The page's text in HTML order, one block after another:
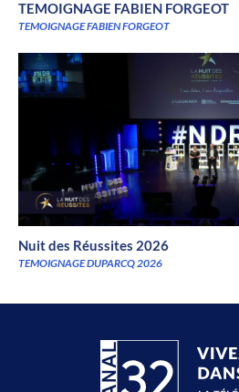
TEMOIGNAGE FABIEN FORGEOT
TEMOIGNAGE FABIEN FORGEOT
Nuit des Réussites 2026
TEMOIGNAGE DUPARCQ 2026